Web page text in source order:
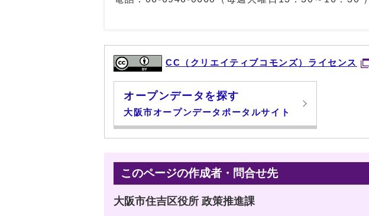
CC（クリエイティブコモンズ）ライセンス
オープンデータを探す
大阪市オープンデータポータルサイト
このページの作成者・問合せ先
大阪市住吉区役所 政策推進課